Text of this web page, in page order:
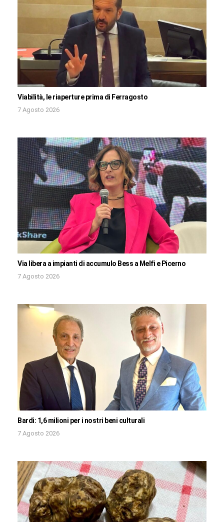
Viabilità, le riaperture prima di Ferragosto
7 Agosto 2026
Via libera a impianti di accumulo Bess a Melfi e Picerno
7 Agosto 2026
Bardi: 1,6 milioni per i nostri beni culturali
7 Agosto 2026